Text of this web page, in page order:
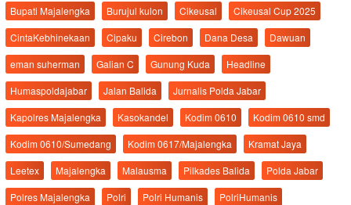
Bupati Majalengka
Burujul kulon Cikeusal
Cikeusal Cup 2025
CintaKebhinekaan
Cipaku Cirebon Dana Desa
Dawuan
eman suherman
Galian C Gunung Kuda
Headline
Humaspoldajabar
Jalan Balida
Jurnalis Polda Jabar
Kapolres Majalengka
Kasokandel Kodim 0610
Kodim 0610 smd
Kodim 0610/Sumedang
Kodim 0617/Majalengka
Kramat Jaya
Leetex
Majalengka Malausma Pilkades Balida
Polda Jabar
Polres Majalengka
Polri Polri Humanis
PolriHumanis